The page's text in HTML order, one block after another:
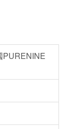
PURENINE